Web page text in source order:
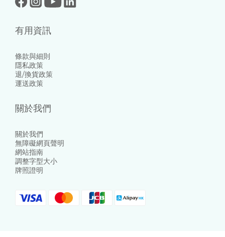
有用資訊
條款與細則
隱私政策
退/換貨政策
運送政策
關於我們
關於我們
無障礙網頁聲明
網站指南
調整字型大小
牌照證明